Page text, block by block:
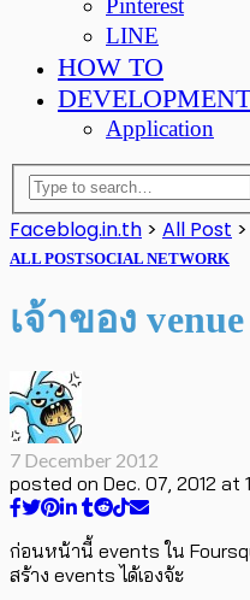
Pinterest
LINE
HOW TO
DEVELOPMENT
Application
Faceblog.in.th > All Post >
ALL POSTSOCIAL NETWORK
เจ้าของ
7 December 2012
posted on Dec. 07, 2012 at
ก่อนหน้านี้ events ใน
สร้าง events ได้เองจ้ะ